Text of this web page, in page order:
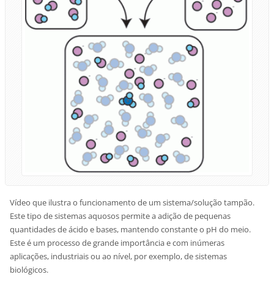
Vídeo que ilustra o funcionamento de um sistema/solução tampão.
Este tipo de sistemas aquosos permite a adição de pequenas
quantidades de ácido e bases, mantendo constante o pH do meio.
Este é um processo de grande importância e com inúmeras
aplicações, industriais ou ao nível, por exemplo, de sistemas
biológicos.